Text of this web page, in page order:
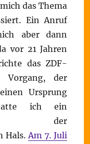
das Thema
Ein Anruf
aber dann
vor 21 Jahren
das ZDF-
Vorgang, der
Ursprung
ich ein
der
Hals.Am 7. Juli